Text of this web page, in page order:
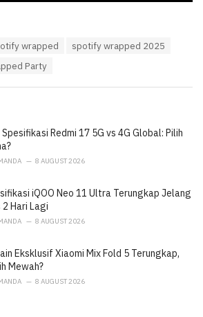
wrapped
spotify wrapped 2025
Party
Spesifikasi Redmi 17 5G vs 4G Global: Pilih
8 AUGUST 2026
iQOO Neo 11 Ultra Terungkap Jelang
2 Hari Lagi
8 AUGUST 2026
Eksklusif Xiaomi Mix Fold 5 Terungkap,
Mewah?
8 AUGUST 2026